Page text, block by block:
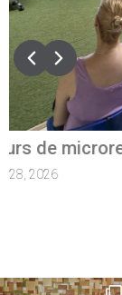
Quan el
per guiar els